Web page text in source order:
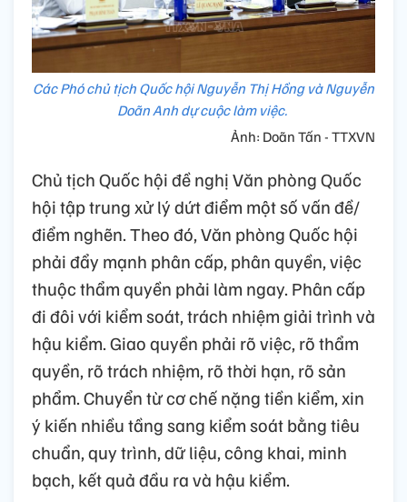
Các Phó chủ tịch Quốc hội Nguyễn Thị Hồng và Nguyễn
Doãn Anh dự cuộc làm việc.
Ảnh: Doãn Tấn - TTXVN
Chủ tịch Quốc hội đề nghị Văn phòng Quốc
hội tập trung xử lý dứt điểm một số vấn đề/
điểm nghẽn. Theo đó, Văn phòng Quốc hội
phải đẩy mạnh phân cấp, phân quyền, việc
thuộc thẩm quyền phải làm ngay. Phân cấp
đi đôi với kiểm soát, trách nhiệm giải trình và
hậu kiểm. Giao quyền phải rõ việc, rõ thẩm
quyền, rõ trách nhiệm, rõ thời hạn, rõ sản
phẩm. Chuyển từ cơ chế nặng tiền kiểm, xin
ý kiến nhiều tầng sang kiểm soát bằng tiêu
chuẩn, quy trình, dữ liệu, công khai, minh
bạch, kết quả đầu ra và hậu kiểm.